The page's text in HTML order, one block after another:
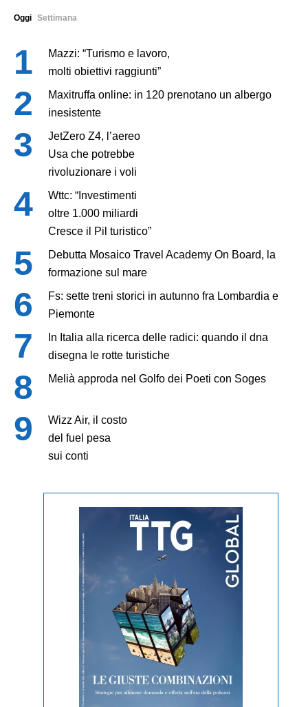
Oggi Settimana
Mazzi: “Turismo e lavoro,
molti obiettivi raggiunti”
Maxitruffa online: in 120 prenotano un albergo
inesistente
JetZero Z4, l’aereo
Usa che potrebbe
rivoluzionare i voli
Wttc: “Investimenti
oltre 1.000 miliardi
Cresce il Pil turistico”
Debutta Mosaico Travel Academy On Board, la
formazione sul mare
Fs: sette treni storici in autunno fra Lombardia e
Piemonte
In Italia alla ricerca delle radici: quando il dna
disegna le rotte turistiche
Melià approda nel Golfo dei Poeti con Soges
Wizz Air, il costo
del fuel pesa
sui conti